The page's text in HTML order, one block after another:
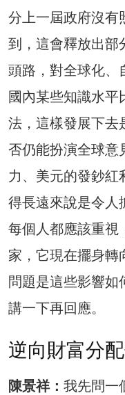
分上一屆政府沒有
到，這會釋放出部
頭路，對全球化、
國內某些知識水平
法，這樣發展下去
否仍能扮演全球意
力、美元的發鈔紅
得長遠來說是令人
每個人都應該重視
家，它現在擺身轉
問題是這些影響如
講一下再回應。
逆向財富分
陳景祥： 我先問一